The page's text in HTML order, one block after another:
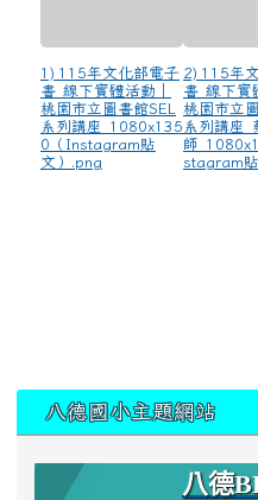
1) 115年文化部電子
書_線下實體活動｜
桃園市立圖書館SEL
系列講座_1080x135
0（Instagram貼
文）.png
2) 115年
書_線下實
桃園市立
系列講座_
師
stagram
八德國小主題網站
八德